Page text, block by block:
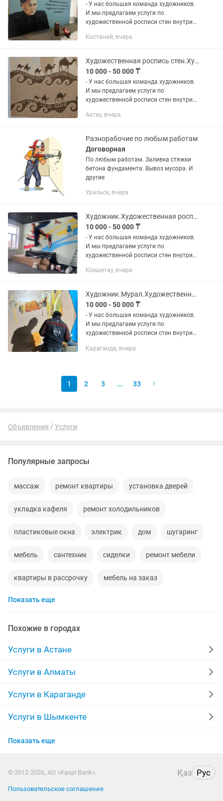
- У нас большая команда художников.
И мы предлагаем услуги по
художественной росписи стен внутри
офисов, стен школ и детских садов и в
Костанай, вчера
Художественная роспись стен.Художник.Мурал.Оформление стен школ,садиков.
10 000 - 50 000 ₸
- У нас большая команда художников.
И мы предлагаем услуги по
художественной росписи стен внутри
офисов, стен школ и детских садов и в
Актау, вчера
Разнорабочие по любым работам
Договорная
По любым работам. Заливка стяжки
бетона фундамента. Вывоз мусора. И
другие
Уральск, вчера
Художник.Художественная роспись стен школ,садиков,ресторанов.Мурад.
10 000 - 50 000 ₸
- У нас большая команда художников.
И мы предлагаем услуги по
художественной росписи стен внутри
офисов, стен школ и детских садов и в
Кокшетау, вчера
Художник.Мурал.Художественная роспись стен школ,ресторанов,домов.
10 000 - 50 000 ₸
- У нас большая команда художников.
И мы предлагаем услуги по
художественной росписи стен внутри
офисов, стен школ и детских садов и в
Караганда, вчера
1 2 3 ... 33
Объявления Услуги
Популярные запросы
массаж ремонт квартиры установка дверей
укладка кафеля ремонт холодильников
пластиковые окна электрик дом шугаринг
мебель сантехник сиделки ремонт мебели
квартиры в рассрочку мебель на заказ
установка кондиционеров
ремонт стиральных машин
реставрация мебели
ремонт компьютер
дизайн материнская плата
укладка ламината
Показать еще
Похожие в городах
Услуги в Астане
Услуги в Алматы
Услуги в Караганде
Услуги в Шымкенте
Услуги в Усть-Каменогорске
Услуги в Таразе
Показать еще
© 2012-2026, АО «Kaspi Bank» Қаз Рус
Пользовательское соглашение